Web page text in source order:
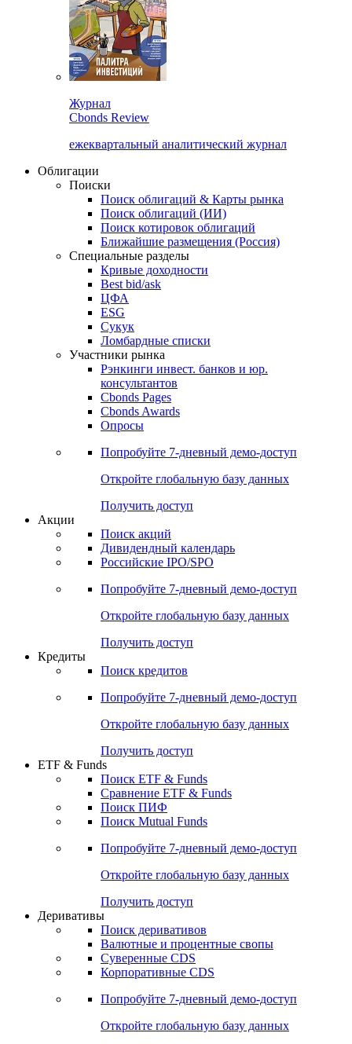
Журнал
Cbonds Review
ежеквартальный аналитический журнал
Облигации
Поиски
Поиск облигаций & Карты рынка
Поиск облигаций (ИИ)
Поиск котировок облигаций
Ближайшие размещения (Россия)
Специальные разделы
Кривые доходности
Best bid/ask
ЦФА
ESG
Сукук
Ломбардные списки
Участники рынка
Рэнкинги инвест. банков и юр.
консультантов
Cbonds Pages
Cbonds Awards
Опросы
Попробуйте 7-дневный демо-доступ
Откройте глобальную базу данных
Получить доступ
Акции
Поиск акций
Дивидендный календарь
Российские IPO/SPO
Попробуйте 7-дневный демо-доступ
Откройте глобальную базу данных
Получить доступ
Кредиты
Поиск кредитов
Попробуйте 7-дневный демо-доступ
Откройте глобальную базу данных
Получить доступ
ETF & Funds
Поиск ETF & Funds
Сравнение ETF & Funds
Поиск ПИФ
Поиск Mutual Funds
Попробуйте 7-дневный демо-доступ
Откройте глобальную базу данных
Получить доступ
Деривативы
Поиск деривативов
Валютные и процентные свопы
Суверенные CDS
Корпоративные CDS
Попробуйте 7-дневный демо-доступ
Откройте глобальную базу данных